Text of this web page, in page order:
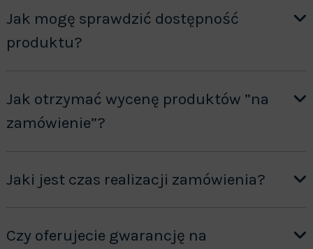
Jak mogę sprawdzić dostępność
produktu?
Jak otrzymać wycenę produktów ”na
zamówienie”?
Jaki jest czas realizacji zamówienia?
Czy oferujecie gwarancję na